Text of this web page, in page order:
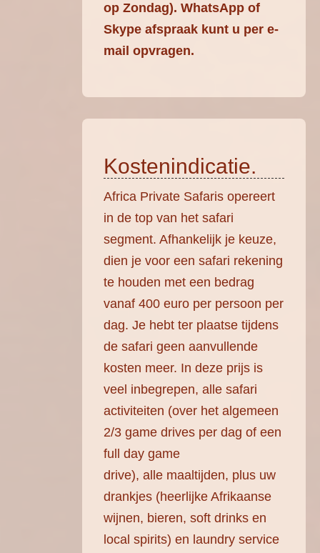
op Zondag). WhatsApp of
Skype afspraak kunt u per e-
mail opvragen.
Kostenindicatie.
Africa Private Safaris opereert
in de top van het safari
segment. Afhankelijk je keuze,
dien je voor een safari rekening
te houden met een bedrag
vanaf 400 euro per persoon per
dag. Je hebt ter plaatse tijdens
de safari geen aanvullende
kosten meer. In deze prijs is
veel inbegrepen, alle safari
activiteiten (over het algemeen
2/3 game drives per dag of een
full day game
drive), alle maaltijden, plus uw
drankjes (heerlijke Afrikaanse
wijnen, bieren, soft drinks en
local spirits) en laundry service